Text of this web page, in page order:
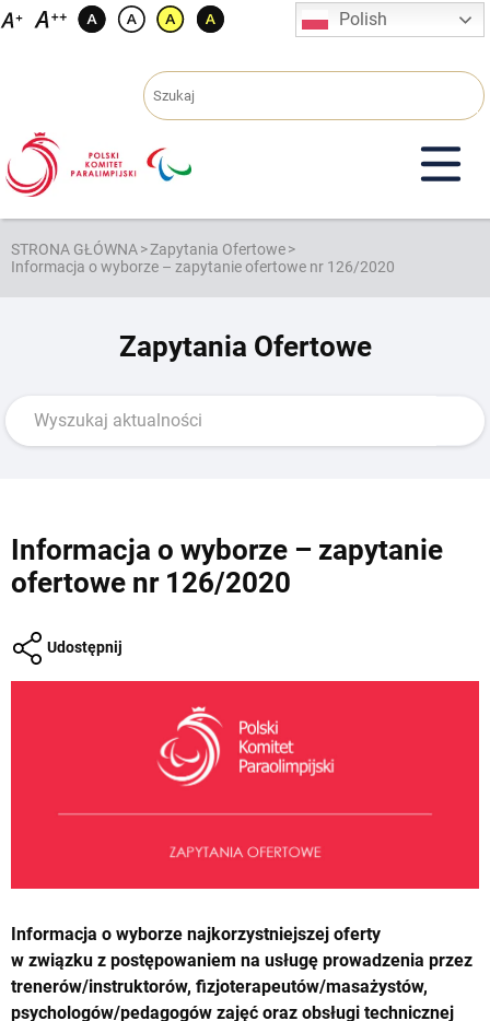
Przejdź
Polish
STRONA GŁÓWNA>Zapytania Ofertowe>
Informacja o wyborze – zapytanie ofertowe nr 126/2020
Zapytania Ofertowe
Informacja o wyborze – zapytanie
ofertowe nr 126/2020
Udostępnij
Informacja o wyborze najkorzystniejszej oferty
w związku z postępowaniem na usługę prowadzenia przez
trenerów/instruktorów, fizjoterapeutów/masażystów,
psychologów/pedagogów zajęć oraz obsługi technicznej